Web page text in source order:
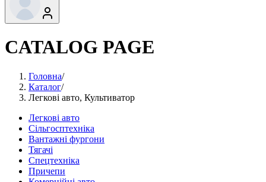
CATALOG PAGE
Головна/
Каталог/
Легкові авто, Культиватор
Легкові авто
Сільгосптехніка
Вантажні фургони
Тягачі
Спецтехніка
Причепи